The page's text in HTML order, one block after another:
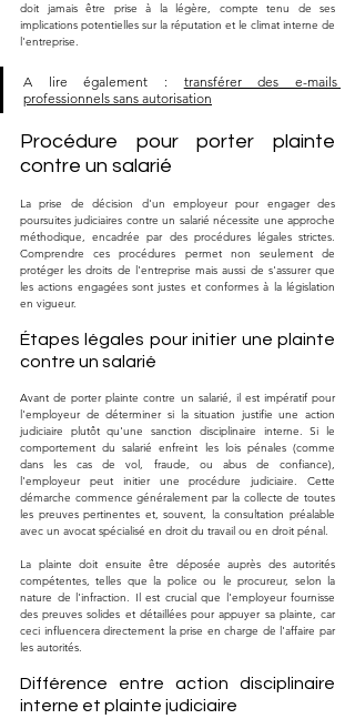
doit jamais être prise à la légère, compte tenu de ses
implications potentielles sur la réputation et le climat interne de
l'entreprise.
A lire également : transférer des e-mails
professionnels sans autorisation
Procédure pour porter plainte
contre un salarié
La prise de décision d'un employeur pour engager des
poursuites judiciaires contre un salarié nécessite une approche
méthodique, encadrée par des procédures légales strictes.
Comprendre ces procédures permet non seulement de
protéger les droits de l'entreprise mais aussi de s'assurer que
les actions engagées sont justes et conformes à la législation
en vigueur.
Étapes légales pour initier une plainte
contre un salarié
Avant de porter plainte contre un salarié, il est impératif pour
l'employeur de déterminer si la situation justifie une action
judiciaire plutôt qu'une sanction disciplinaire interne. Si le
comportement du salarié enfreint les lois pénales (comme
dans les cas de vol, fraude, ou abus de confiance),
l'employeur peut initier une procédure judiciaire. Cette
démarche commence généralement par la collecte de toutes
les preuves pertinentes et, souvent, la consultation préalable
avec un avocat spécialisé en droit du travail ou en droit pénal.
La plainte doit ensuite être déposée auprès des autorités
compétentes, telles que la police ou le procureur, selon la
nature de l'infraction. Il est crucial que l'employeur fournisse
des preuves solides et détaillées pour appuyer sa plainte, car
ceci influencera directement la prise en charge de l'affaire par
les autorités.
Différence entre action disciplinaire
interne et plainte judiciaire